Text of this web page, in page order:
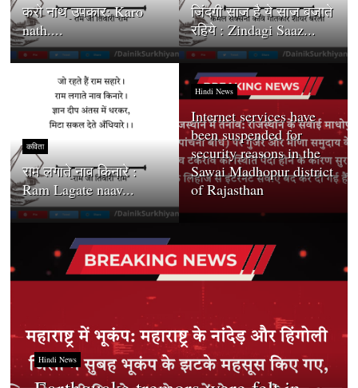
करो नाथ उपकार: Karo
nath....
जिंदगी साज है ये साज बजाते
रहिये : Zindagi Saaz...
कविता
राम लगाते नाव किनारे :
Ram Lagate naav...
Hindi News
Internet services have
been suspended for
security reasons in the
Sawai Madhopur district
of Rajasthan
Hindi News